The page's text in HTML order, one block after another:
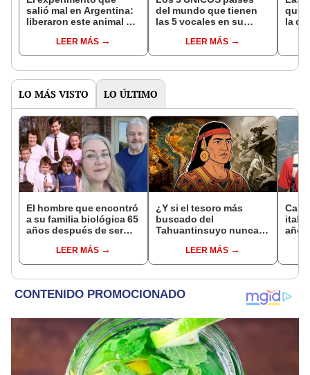
salió mal en Argentina:
liberaron este animal y
bosques milenarios de
la Patagonia
LEER MÁS
del mundo que tienen
las 5 vocales en su
con unoLEER MÁS
que
la de
LO MÁS VISTO LO ÚLTIMO
El hombre que encontró
a su familia biológica 65
años después de ser
compasión por mi
madre, hizo lo que
LEER MÁS
¿Y si el tesoro más
buscado del
Tahuantinsuyo nunca
pensaban? Una nueva
teoría reabre el misterio
LEER MÁS